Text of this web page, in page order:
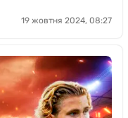
19 жовтня 2024, 08:27